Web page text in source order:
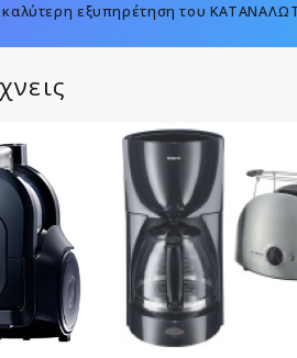
καλύτερη εξυπηρέτηση του